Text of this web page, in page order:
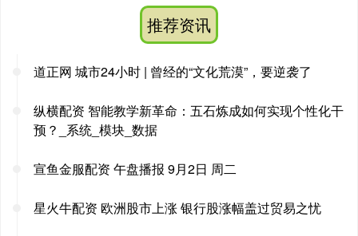
推荐资讯
道正网 城市24小时 | 曾经的“文化荒漠”，要逆袭了
纵横配资 智能教学新革命：五石炼成如何实现个性化干
预？_系统_模块_数据
宣鱼金服配资 午盘播报 9月2日 周二
星火牛配资 欧洲股市上涨 银行股涨幅盖过贸易之忧